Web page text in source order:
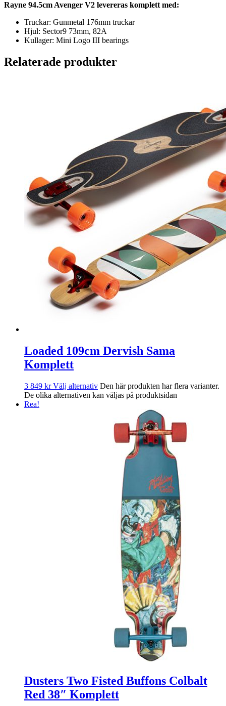
Rayne 94.5cm Avenger V2 levereras komplett med:
Truckar: Gunmetal 176mm truckar
Hjul: Sector9 73mm, 82A
Kullager: Mini Logo III bearings
Relaterade produkter
Loaded 109cm Dervish Sama
Komplett
3 849 kr Välj alternativ Den här produkten har flera varianter.
De olika alternativen kan väljas på produktsidan
Rea!
Dusters Two Fisted Buffons Colbalt
Red 38″ Komplett